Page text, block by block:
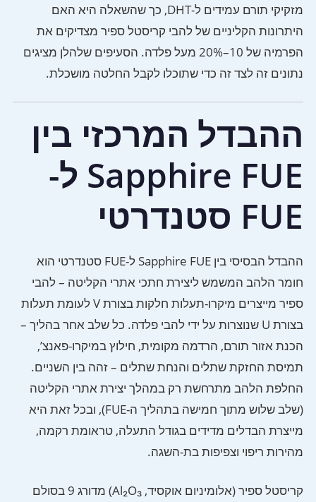
מזקיקי תורם עמידים ל-DHT, כך שהשאלה היא האם
היתרונות הקליניים של להבי קריסטל ספיר מצדיקים את
הפרמיה של 10–20% מעל פלדה. הסעיפים שלהלן מציגים
נתונים זה לצד זה כדי שתוכלו לקבל החלטה מושכלת.
ההבדל המרכזי בין
Sapphire FUE ל-
FUE סטנדרטי
ההבדל הבסיסי בין Sapphire FUE ל-FUE סטנדרטי הוא
חומר הלהב המשמש ליצירת חתכי אתרי הקליטה – להבי
ספיר מייצרים מיקרו-תעלות חלקות בצורת V לעומת תעלות
בצורת U שנוצרות על ידי להבי פלדה. כל שלב אחר בהליך –
הכנת אזור תורם, הרדמה מקומית, חילוץ במיקרו-פאנצ’,
תמיסת החזקת שתלים והנחת שתלים – זהה בין השניים.
החלפת הלהב מתרחשת רק במהלך יצירת אתרי הקליטה
(שלב שלוש מתוך חמישה בתהליך ה-FUE), ובכל זאת היא
מייצרת הבדלים מדידים בגודל התעלה, טראומת רקמה,
מהירות ריפוי וצפיפות בת-השגה.
קריסטל ספיר (אלומיניום אוקסיד, Al₂O₃) מדורג 9 בסולם